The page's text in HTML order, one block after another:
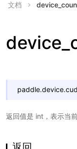
文档
返回值是 int，表示当